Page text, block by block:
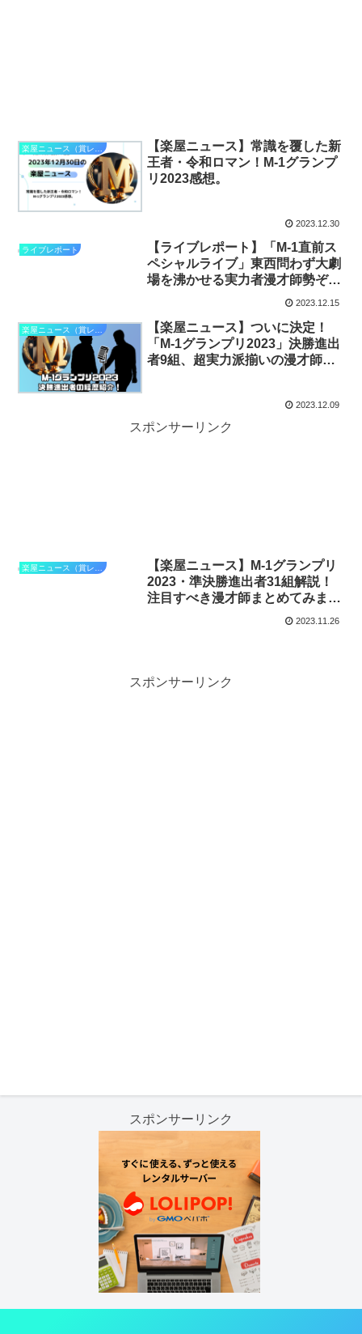
【楽屋ニュース】常識を覆した新
王者・令和ロマン！M-1グランプ
リ2023感想。
2023.12.30
ライブレポート
【ライブレポート】「M-1直前ス
ペシャルライブ」東西問わず大劇
場を沸かせる実力者漫才師勢ぞろ
2023.12.15
【楽屋ニュース】ついに決定！
「M-1グランプリ2023」決勝進出
者9組、超実力派揃いの漫才師紹
2023.12.09
スポンサーリンク
【楽屋ニュース】M-1グランプリ
2023・準決勝進出者31組解説！
注目すべき漫才師まとめてみまし
2023.11.26
スポンサーリンク
スポンサーリンク